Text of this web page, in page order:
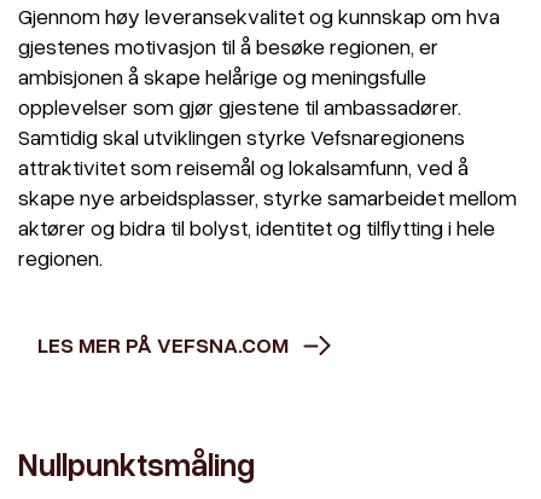
Gjennom høy leveransekvalitet og kunnskap om hva
gjestenes motivasjon til å besøke regionen, er
ambisjonen å skape helårige og meningsfulle
opplevelser som gjør gjestene til ambassadører.
Samtidig skal utviklingen styrke Vefsnaregionens
attraktivitet som reisemål og lokalsamfunn, ved å
skape nye arbeidsplasser, styrke samarbeidet mellom
aktører og bidra til bolyst, identitet og tilflytting i hele
regionen.
LES MER PÅ VEFSNA.COM
Nullpunktsmåling